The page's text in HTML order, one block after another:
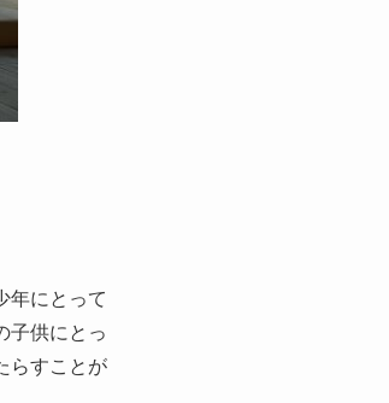
年にとって
子供にとっ
らすことが